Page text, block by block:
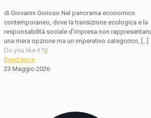
di Giovanni Gioioso Nel panorama economico
contemporaneo, dove la transizione ecologica e la
responsabilità sociale d’impresa non
una mera opzione ma un imperativo categorico,
Do you like it?0
Read more
23 Maggio 2026